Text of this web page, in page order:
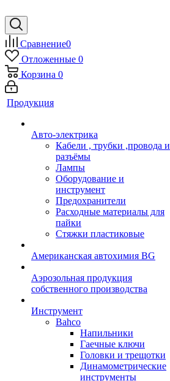
Сравнение0
Отложенные 0
Корзина 0
Продукция
Авто-электрика
Кабели , трубки ,провода и
разъёмы
Лампы
Оборудование и
инструмент
Предохранители
Расходные материалы для
пайки
Стяжки пластиковые
Американская автохимия BG
Аэрозольная продукция
собственного производства
Инструмент
Bahco
Напильники
Гаечные ключи
Головки и трещотки
Динамометрические
инструменты